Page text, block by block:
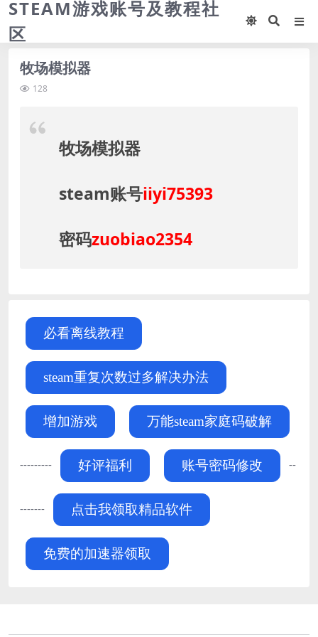
STEAM游戏账号及教程社
区
牧场模拟器
128
牧场模拟器
steam账号iiyi75393
密码zuobiao2354
必看离线教程
steam重复次数过多解决办法
增加游戏 万能steam家庭码破解
--------- 好评福利 账号密码修改 --
------- 点击我领取精品软件
免费的加速器领取